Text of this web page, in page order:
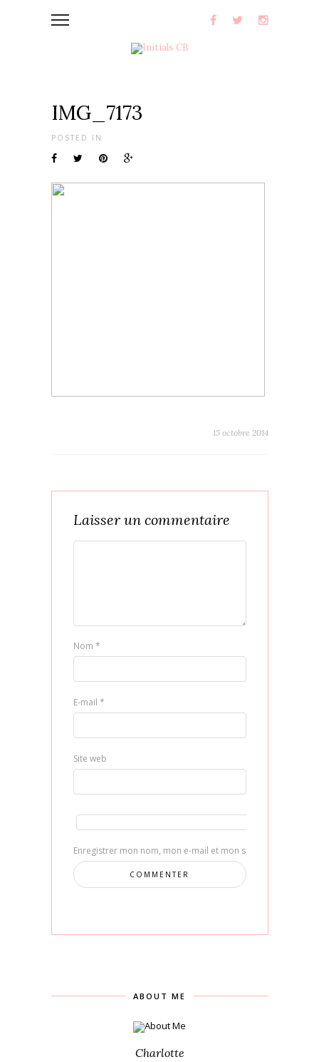
IMG_7173
POSTED IN
15 octobre 2014
Laisser un commentaire
Nom *
E-mail *
Site web
Enregistrer mon nom, mon e-mail et mon site dans le
ABOUT ME
Charlotte